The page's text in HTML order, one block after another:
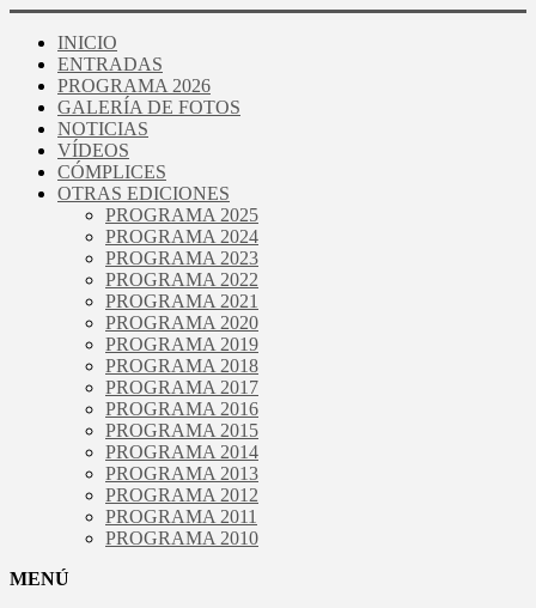
INICIO
ENTRADAS
PROGRAMA 2026
GALERÍA DE FOTOS
NOTICIAS
VÍDEOS
CÓMPLICES
OTRAS EDICIONES
PROGRAMA 2025
PROGRAMA 2024
PROGRAMA 2023
PROGRAMA 2022
PROGRAMA 2021
PROGRAMA 2020
PROGRAMA 2019
PROGRAMA 2018
PROGRAMA 2017
PROGRAMA 2016
PROGRAMA 2015
PROGRAMA 2014
PROGRAMA 2013
PROGRAMA 2012
PROGRAMA 2011
PROGRAMA 2010
MENÚ